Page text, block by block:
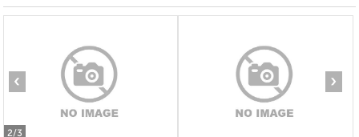
2/3
‹ ›